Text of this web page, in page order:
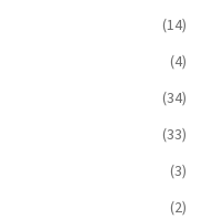
(14)
(4)
(34)
(33)
(3)
(2)